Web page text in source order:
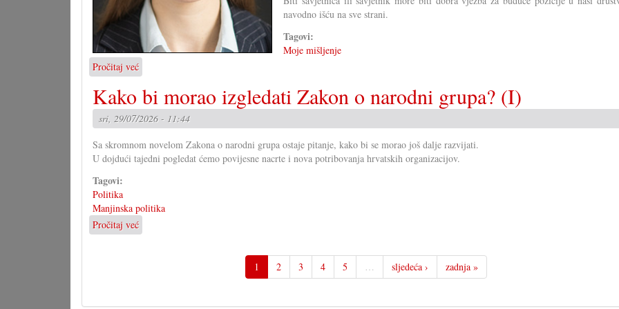
navodno išću na sve strani.
Tagovi:
Moje mišljenje
Pročitaj već
U
čem
more
pomoći
mladih?
Kako bi morao izgledati Zakon o narodni grupa? (I)
sri, 29/07/2026 - 11:44
Sa skromnom novelom Zakona o narodni grupa ostaje pitanje, kako bi se morao još dalje razvijati.
U dojdući tajedni pogledat ćemo povijesne nacrte i nova potribovanja hrvatskih organizacijov.
Tagovi:
Politika
Manjinska politika
Pročitaj već
Kako
1 2 3 4 5 … sljedeća › zadnja »